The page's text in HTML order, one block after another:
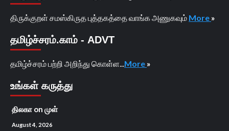
திருக்குறள் சமஸ்கிருத புத்தகத்தை வாங்க அணுகவும் More »
தமிழ்ச்சரம்.காம் - ADVT
தமிழ்ச்சரம் பற்றி அறிந்து கொள்ள... More »
உங்கள் கருத்து
திலகா on முள்
August 4, 2026